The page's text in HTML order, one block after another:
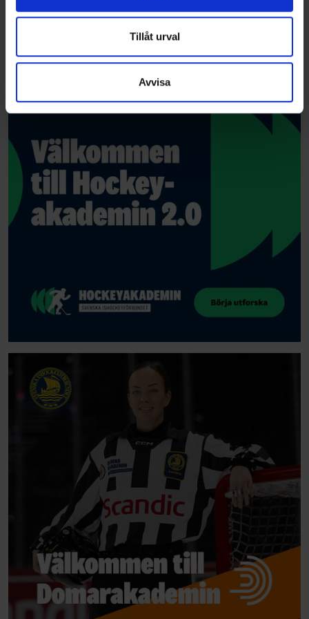
annons- och analysföretag som vi samarbetar med.
Dessa kan i sin tur kombinera informationen med annan
information som du har tillhandahållit eller som de har
samlat in när du har använt deras tjänster.
Tillåt urval
Avvisa